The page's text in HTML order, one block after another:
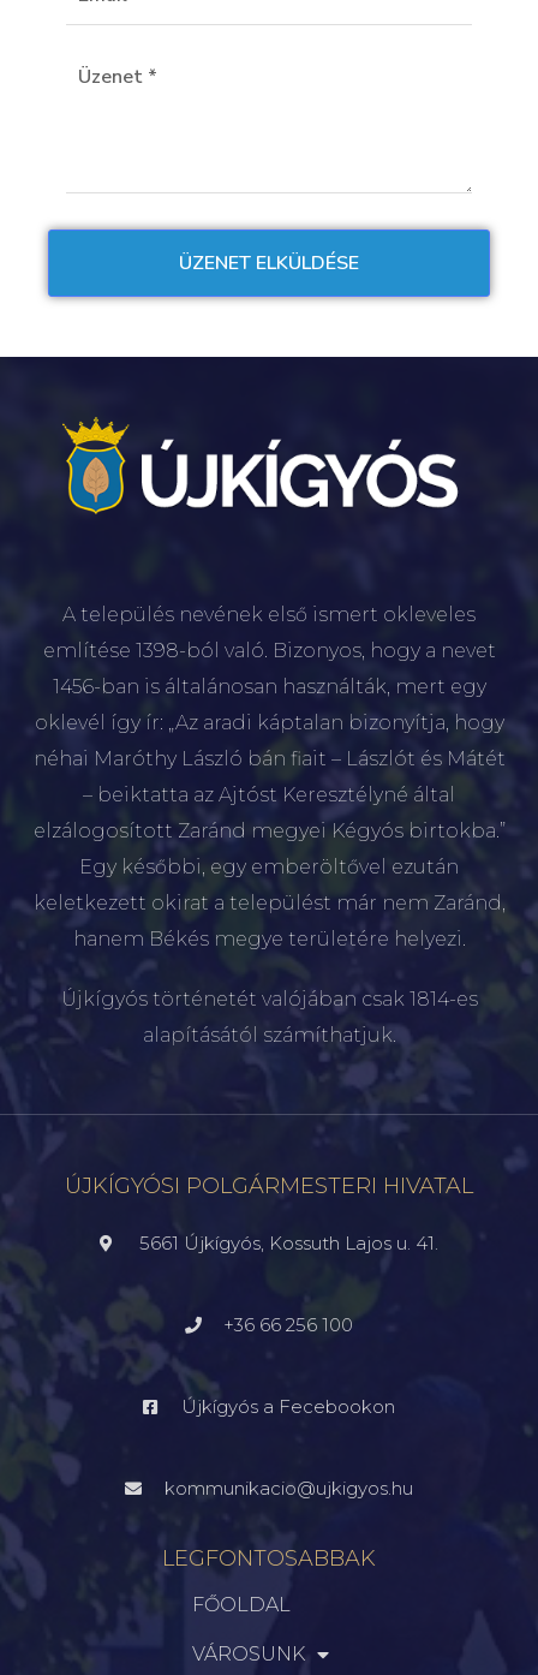
A település nevének első ismert okleveles
említése 1398-ból való. Bizonyos, hogy a nevet
1456-ban is általánosan használták, mert egy
oklevél így ír: „Az aradi káptalan bizonyítja, hogy
néhai Maróthy László bán fiait – Lászlót és Mátét
– beiktatta az Ajtóst Keresztélyné által
elzálogosított Zaránd megyei Kégyós birtokba.”
Egy későbbi, egy emberöltővel ezután
keletkezett okirat a települést már nem Zaránd,
hanem Békés megye területére helyezi.
Újkígyós történetét valójában csak 1814-es
alapításától számíthatjuk.
ÚJKÍGYÓSI POLGÁRMESTERI HIVATAL
5661 Újkígyós, Kossuth Lajos u. 41.
+36 66 256 100
Újkígyós a Fecebookon
kommunikacio@ujkigyos.hu
LEGFONTOSABBAK
FŐOLDAL
VÁROSUNK